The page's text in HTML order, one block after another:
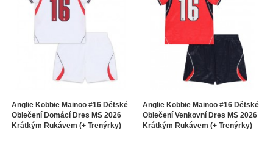
Anglie Kobbie Mainoo #16 Dětské
Oblečení Domácí Dres MS 2026
Krátkým Rukávem (+ Trenýrky)
Anglie Kobbie Mainoo #16 Dětské
Oblečení Venkovní Dres MS 2026
Krátkým Rukávem (+ Trenýrky)